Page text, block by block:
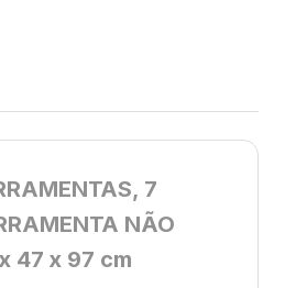
7
NÃO
47 x 97 cm